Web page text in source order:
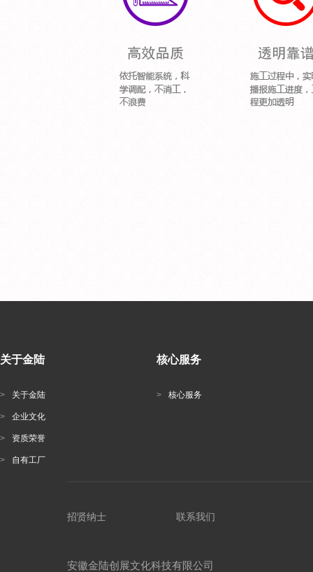
关于金陆
> 关于金陆
> 企业文化
> 资质荣誉
> 自有工厂
核心服务
> 核心服务
招贤纳士 联系我们
安徽金陆创展文化科技有限公司